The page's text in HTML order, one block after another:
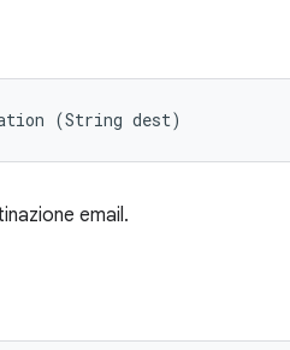
(String dest)
email.